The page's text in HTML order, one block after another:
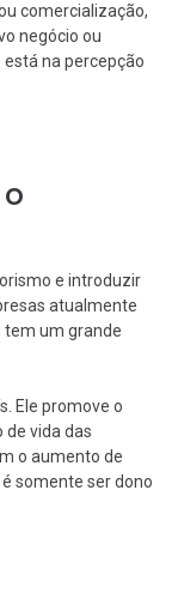
comercialização,
negócio ou
na percepção
e introduzir
atualmente
tem um grande
Ele promove o
vida das
o aumento de
somente ser dono